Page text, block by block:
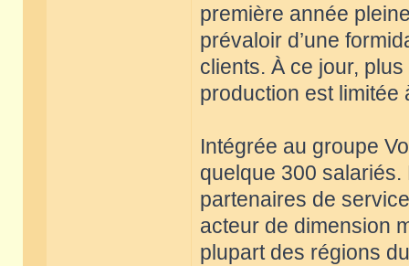
première année
prévaloir d’une
clients. À ce jour,
production est limitée
Intégrée au groupe
quelque 300 salariés.
partenaires de
acteur de dimension
plupart des régions